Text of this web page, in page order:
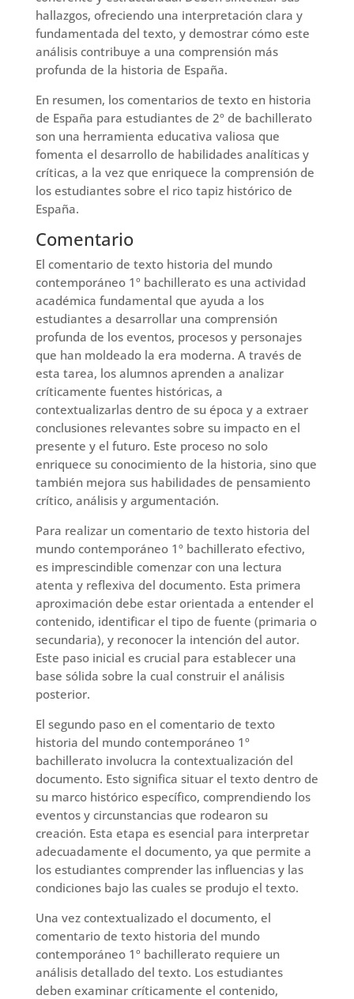
hallazgos, ofreciendo una interpretación clara y
fundamentada del texto, y demostrar cómo este
análisis contribuye a una comprensión más
profunda de la historia de España.
En resumen, los comentarios de texto en historia
de España para estudiantes de 2º de bachillerato
son una herramienta educativa valiosa que
fomenta el desarrollo de habilidades analíticas y
críticas, a la vez que enriquece la comprensión de
los estudiantes sobre el rico tapiz histórico de
España.
Comentario
El comentario de texto historia del mundo
contemporáneo 1º bachillerato es una actividad
académica fundamental que ayuda a los
estudiantes a desarrollar una comprensión
profunda de los eventos, procesos y personajes
que han moldeado la era moderna. A través de
esta tarea, los alumnos aprenden a analizar
críticamente fuentes históricas, a
contextualizarlas dentro de su época y a extraer
conclusiones relevantes sobre su impacto en el
presente y el futuro. Este proceso no solo
enriquece su conocimiento de la historia, sino que
también mejora sus habilidades de pensamiento
crítico, análisis y argumentación.
Para realizar un comentario de texto historia del
mundo contemporáneo 1º bachillerato efectivo,
es imprescindible comenzar con una lectura
atenta y reflexiva del documento. Esta primera
aproximación debe estar orientada a entender el
contenido, identificar el tipo de fuente (primaria o
secundaria), y reconocer la intención del autor.
Este paso inicial es crucial para establecer una
base sólida sobre la cual construir el análisis
posterior.
El segundo paso en el comentario de texto
historia del mundo contemporáneo 1º
bachillerato involucra la contextualización del
documento. Esto significa situar el texto dentro de
su marco histórico específico, comprendiendo los
eventos y circunstancias que rodearon su
creación. Esta etapa es esencial para interpretar
adecuadamente el documento, ya que permite a
los estudiantes comprender las influencias y las
condiciones bajo las cuales se produjo el texto.
Una vez contextualizado el documento, el
comentario de texto historia del mundo
contemporáneo 1º bachillerato requiere un
análisis detallado del texto. Los estudiantes
deben examinar críticamente el contenido,